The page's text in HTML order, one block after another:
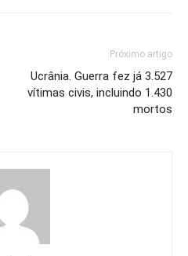
Próximo artigo
Ucrânia. Guerra fez já 3.527
vítimas civis, incluindo 1.430
mortos